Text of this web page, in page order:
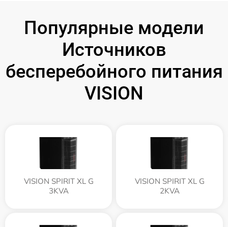
Популярные модели
Источников
бесперебойного питания
VISION
VISION SPIRIT XL G
3KVA
VISION SPIRIT XL G
2KVA